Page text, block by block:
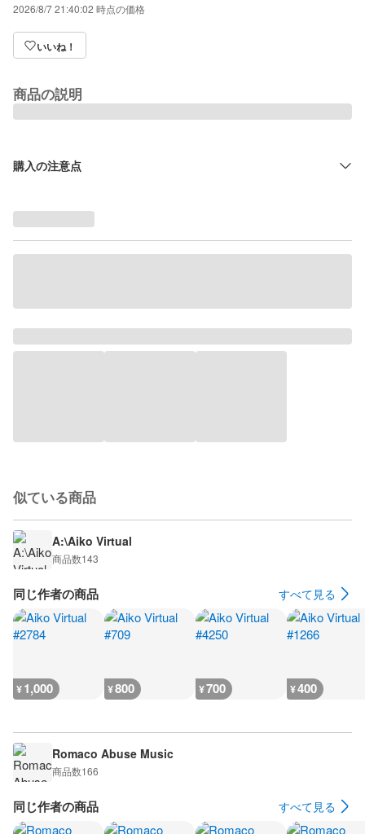
2026/8/7 21:40:02 時点の価格
いいね！
商品の説明
購入の注意点
似ている商品
A:\Aiko Virtual
商品数143
同じ作者の商品 すべて見る
¥1,000 ¥800 ¥700 ¥400
Romaco Abuse Music
商品数166
同じ作者の商品 すべて見る